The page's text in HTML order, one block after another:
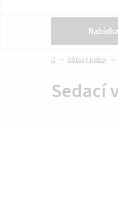
Vše o nákupu
DomůDětský pokoj
Sedací